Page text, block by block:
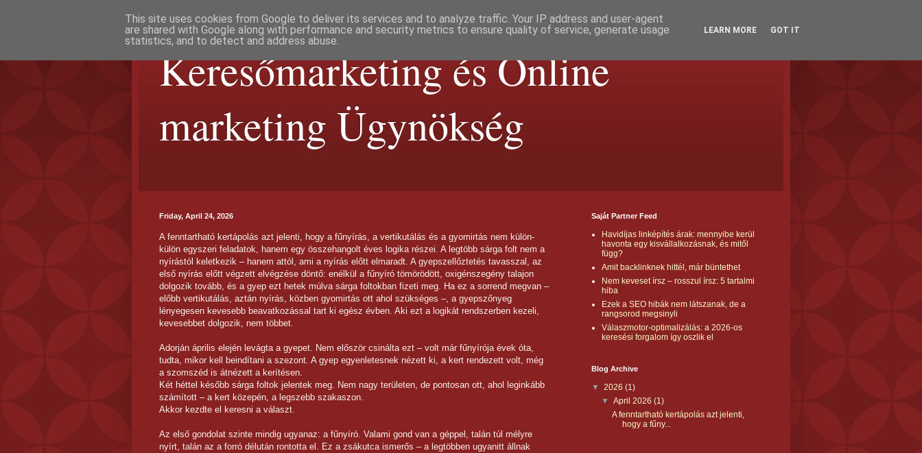
Keresőmarketing és Online
marketing Ügynökség
Friday, April 24, 2026
A fenntartható kertápolás azt jelenti, hogy a fűnyírás, a vertikutálás és a gyomirtás nem külön-
külön egyszeri feladatok, hanem egy összehangolt éves logika részei. A legtöbb sárga folt nem a
nyírástól keletkezik – hanem attól, ami a nyírás előtt elmaradt. A gyepszellőztetés tavasszal, az
első nyírás előtt végzett elvégzése döntő: enélkül a fűnyíró tömörödött, oxigénszegény talajon
dolgozik tovább, és a gyep ezt hetek múlva sárga foltokban fizeti meg. Ha ez a sorrend megvan –
előbb vertikutálás, aztán nyírás, közben gyomirtás ott ahol szükséges –, a gyepszőnyeg
lényegesen kevesebb beavatkozással tart ki egész évben. Aki ezt a logikát rendszerben kezeli,
kevesebbet dolgozik, nem többet.
Adorján április elején levágta a gyepet. Nem először csinálta ezt – volt már fűnyírója évek óta,
tudta, mikor kell beindítani a szezont. A gyep egyenletesnek nézett ki, a kert rendezett volt, még
a szomszéd is átnézett a kerítésen.
Két héttel később sárga foltok jelentek meg. Nem nagy területen, de pontosan ott, ahol leginkább
számított – a kert közepén, a legszebb szakaszon.
Akkor kezdte el keresni a választ.
Az első gondolat szinte mindig ugyanaz: a fűnyíró. Valami gond van a géppel, talán túl mélyre
nyírt, talán az a forró délután rontotta el. Ez a zsákutca ismerős – a legtöbben ugyanitt állnak
Saját Partner Feed
Havidíjas linképítés árak: mennyibe kerül
havonta egy kisvállalkozásnak, és mitől
függ?
Amit backlinknek hittél, már büntethet
Nem keveset írsz – rosszul írsz: 5 tartalmi
hiba
Ezek a SEO hibák nem látszanak, de a
rangsorod megsinyli
Válaszmotor-optimalizálás: a 2026-os
keresési forgalom így oszlik el
Blog Archive
▼ 2026 (1)
▼April 2026(1)
A fenntartható kertápolás azt jelenti,
hogy a fűny...
This site uses cookies from Google to deliver its services and to analyze traffic. Your IP address and user-agent
are shared with Google along with performance and security metrics to ensure quality of service, generate usage
statistics, and to detect and address abuse.
LEARN MORE GOT IT